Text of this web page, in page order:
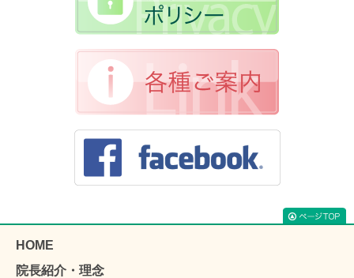
HOME
院長紹介・理念